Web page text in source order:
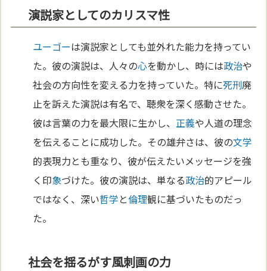
演説家としてのカリスマ性
ユーゴーは演説家としても並外れた能力を持ってい
た。彼の演説は、人々の心を動かし、時には政治や
社会の方向性を変える力を持っていた。特に死刑廃
止を訴えた演説は有名で、聴衆を深く感動させた。
彼は言葉の力を最大限に生かし、 正義や人道の理念
を伝えることに成功した。その雄弁さは、彼の文学
的表現力とも重なり、彼が伝えたいメッセージを強
く印象づけた。彼の演説は、単なる政治的アピール
ではなく、深い哲学と倫理観に基づいたものだっ
た。
社会を揺るがす風刺画の力